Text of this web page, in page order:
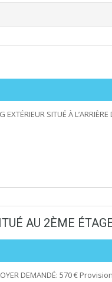
EXTÉRIEUR SITUÉ À
AU 2ÈME
DEMANDÉ: 570 €